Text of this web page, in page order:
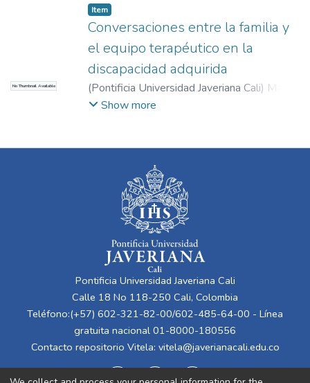
No Thumbnail Available
Item
Conversaciones entre la familia y
el equipo terapéutico en la
discapacidad adquirida
(Pontificia Universidad Javeriana Cali) Marín
Padilla, Ernesto
Show more
Pontificia Universidad Javeriana Cali
Calle 18 No 118-250 Cali, Colombia
Teléfono:(+57) 602-321-82-00/602-485-64-00 - Línea
gratuita nacional 01-8000-180556
Contacto repositorio Vitela: vitela@javerianacali.edu.co